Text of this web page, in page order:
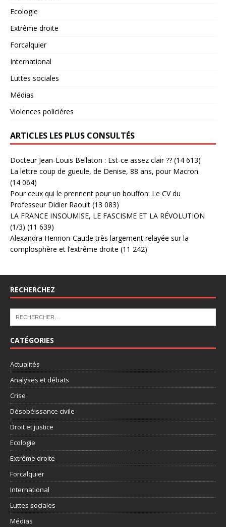
Ecologie
Extrême droite
Forcalquier
International
Luttes sociales
Médias
Violences policières
ARTICLES LES PLUS CONSULTÉS
Docteur Jean-Louis Bellaton : Est-ce assez clair ?? (14 613)
La lettre coup de gueule, de Denise, 88 ans, pour Macron.
(14 064)
Pour ceux qui le prennent pour un bouffon: Le CV du
Professeur Didier Raoult (13 083)
LA FRANCE INSOUMISE, LE FASCISME ET LA RÉVOLUTION
(1/3) (11 639)
Alexandra Henrion-Caude très largement relayée sur la
complosphère et l’extrême droite (11 242)
RECHERCHEZ
CATÉGORIES
Actualités
Analyses et débats
Crise
Désobéissance civile
Droit et justice
Ecologie
Extrême droite
Forcalquier
International
Luttes sociales
Médias